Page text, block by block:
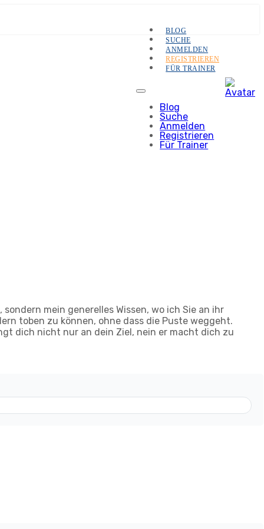
BLOG
SUCHE
ANMELDEN
REGISTRIEREN
FÜR TRAINER
Blog
Suche
Anmelden
Registrieren
Für Trainer
mein generelles Wissen, wo ich Sie an ihr
toben zu können, ohne dass die Puste weggeht.
dich nicht nur an dein Ziel, nein er macht dich zu